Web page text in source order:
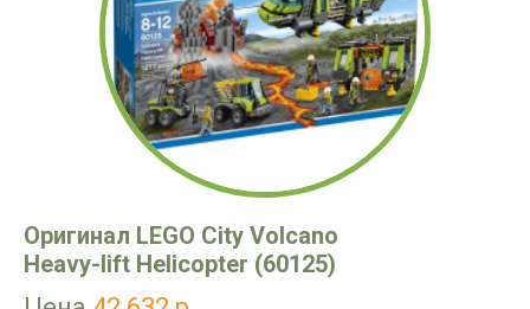
Оригинал LEGO City Volcano
Heavy-lift Helicopter (60125)